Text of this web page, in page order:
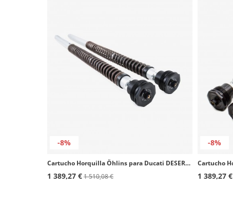
-8%
Cartucho Horquilla Öhlins para Ducati DESERTX (22-25) FKA 117
1 389,27 €1 510,08 €
-8%
1 389,27 €